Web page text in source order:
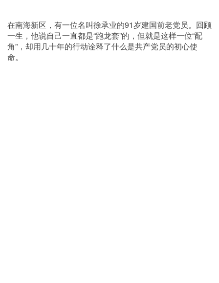
在南海新区，有一位名叫徐承业的91岁建国前老党员。回顾
一生，他说自己一直都是“跑龙套”的，但就是这样一位“配
角”，却用几十年的行动诠释了什么是共产党员的初心使
命。